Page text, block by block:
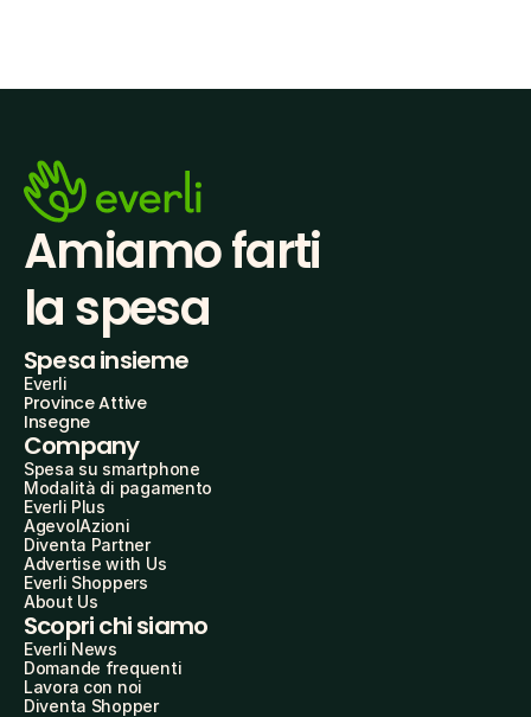
Amiamo farti
la spesa
Spesa insieme
Everli
Province Attive
Insegne
Company
Spesa su smartphone
Modalità di pagamento
Everli Plus
AgevolAzioni
Diventa Partner
Advertise with Us
Everli Shoppers
About Us
Scopri chi siamo
Everli News
Domande frequenti
Lavora con noi
Diventa Shopper